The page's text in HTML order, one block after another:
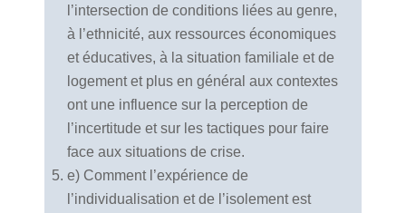
l’intersection de conditions liées au genre,
à l’ethnicité, aux ressources économiques
et éducatives, à la situation familiale et de
logement et plus en général aux contextes
ont une influence sur la perception de
l’incertitude et sur les tactiques pour faire
face aux situations de crise.
e) Comment l’expérience de
l’individualisation et de l’isolement est